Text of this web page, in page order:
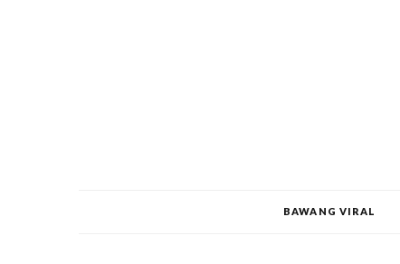
BAWANG VIRAL